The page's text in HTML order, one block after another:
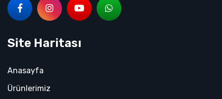
Site Haritası
Anasayfa
Ürünlerimiz